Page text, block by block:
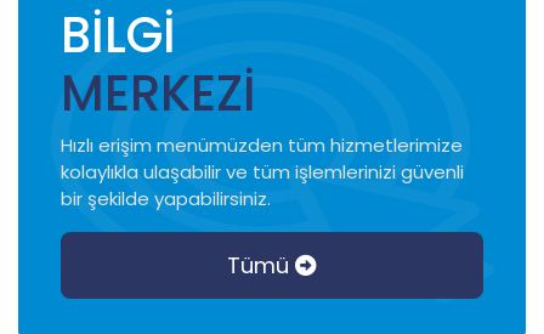
BİLGİ
MERKEZİ
Hızlı erişim menümüzden tüm hizmetlerimize
kolaylıkla ulaşabilir ve tüm işlemlerinizi güvenli
bir şekilde yapabilirsiniz.
Tümü